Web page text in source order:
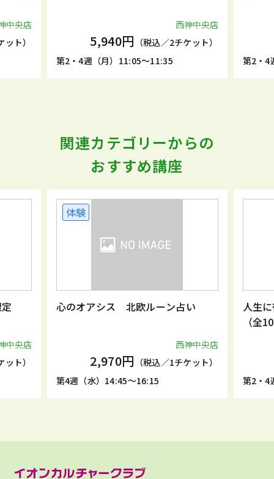
中央店
ト）
西神中央店
5,940円 （税込／2チケット）
第2・4週（月）11:05～11:35
第2・4
関連カテゴリーからの
おすすめ講座
中央店
ト）
体験
心のオアシス 北欧ルーン占い
西神中央店
2,970円 （税込／1チケット）
第4週（水）14:45～16:15
人生
（全
第2・4